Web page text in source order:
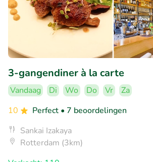
3-gangendiner à la carte
Vandaag Di Wo Do Vr
Za
10
Perfect • 7 beoordelingen
Sankai Izakaya
Rotterdam (3km)